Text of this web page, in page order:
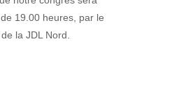
19.00 heures, par le
la JDL Nord.